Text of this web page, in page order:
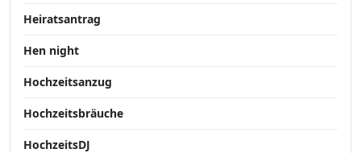
Heiratsantrag
Hen night
Hochzeitsanzug
Hochzeitsbräuche
HochzeitsDJ